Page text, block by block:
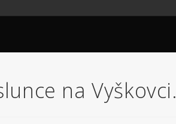
na Vyškovci.